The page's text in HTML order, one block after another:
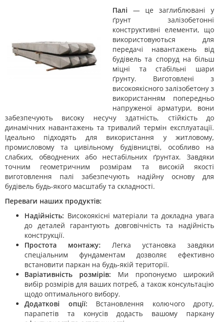
Палі — це заглиблювані у
ґрунт залізобетонні
конструктивні елементи, що
використовуються для
передачі навантажень від
будівель та споруд на більш
міцні та стабільні шари
ґрунту. Виготовлені з
високоякісного залізобетону з
використанням попередньо
напруженої арматури, вони
забезпечують високу несучу здатність, стійкість до
динамічних навантажень та тривалий термін експлуатації.
Ідеально підходять для використання у житловому,
промисловому та цивільному будівництві, особливо на
слабких, обводнених або нестабільних ґрунтах. Завдяки
точним геометричним розмірам та високій якості
виготовлення палі забезпечують надійну основу для
будівель будь-якого масштабу та складності.
Переваги наших продуктів:
Надійність: Високоякісні матеріали та докладна увага
до деталей гарантують довговічність та надійність
конструкції.
Простота монтажу: Легка установка завдяки
спеціальним фундаментам дозволяє ефективно
встановити паркан на будь-якій території.
Варіативність розмірів: Ми пропонуємо широкий
вибір розмірів для ваших потреб, а також консультацію
щодо оптимального вибору.
Додаткові опції: Встановлення колючого дроту,
парапетів та конусів додасть вашому паркану